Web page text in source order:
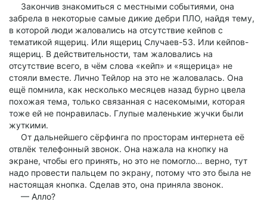
Закончив знакомиться с местными событиями, она
забрела в некоторые самые дикие дебри ПЛО, найдя тему,
в которой люди жаловались на отсутствие кейпов с
тематикой ящериц. Или ящериц Случаев-53. Или кейпов-
ящериц. В действительности, там жаловались на
отсутствие всего, в чём слова «кейп» и «ящерица» не
стояли вместе. Лично Тейлор на это не жаловалась. Она
ещё помнила, как несколько месяцев назад бурно цвела
похожая тема, только связанная с насекомыми, которая
тоже ей не понравилась. Глупые маленькие жучки были
жуткими.
От дальнейшего сёрфинга по просторам интернета её
отвлёк телефонный звонок. Она нажала на кнопку на
экране, чтобы его принять, но это не помогло… верно, тут
надо провести пальцем по экрану, потому что это была не
настоящая кнопка. Сделав это, она приняла звонок.
— Алло?